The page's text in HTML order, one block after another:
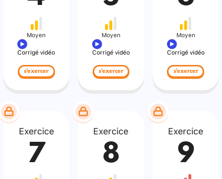
Moyen
Corrigé vidéo
s'exercer
Moyen
Corrigé vidéo
s'exercer
Moyen
Corrigé vidéo
s'exercer
Exercice
7
Exercice
8
Exercice
9